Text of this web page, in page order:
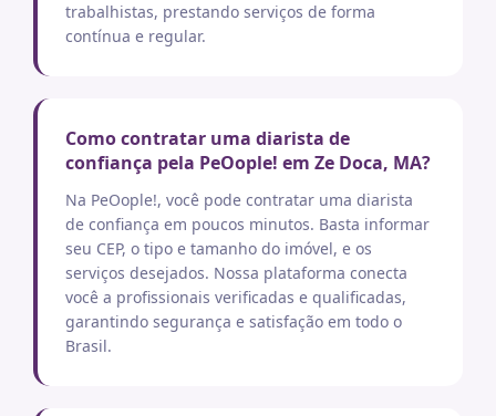
trabalhistas, prestando serviços de forma
contínua e regular.
Como contratar uma diarista de
confiança pela PeOople! em Ze Doca, MA?
Na PeOople!, você pode contratar uma diarista
de confiança em poucos minutos. Basta informar
seu CEP, o tipo e tamanho do imóvel, e os
serviços desejados. Nossa plataforma conecta
você a profissionais verificadas e qualificadas,
garantindo segurança e satisfação em todo o
Brasil.